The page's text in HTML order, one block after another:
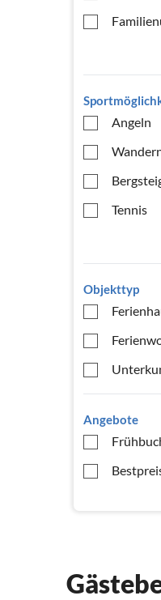
Angeln
Tennis
Objekttyp
Angebote